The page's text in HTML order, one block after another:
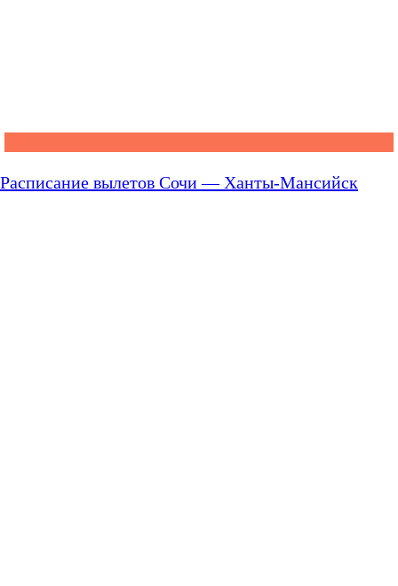
Расписание вылетов Сочи — Ханты-Мансийск